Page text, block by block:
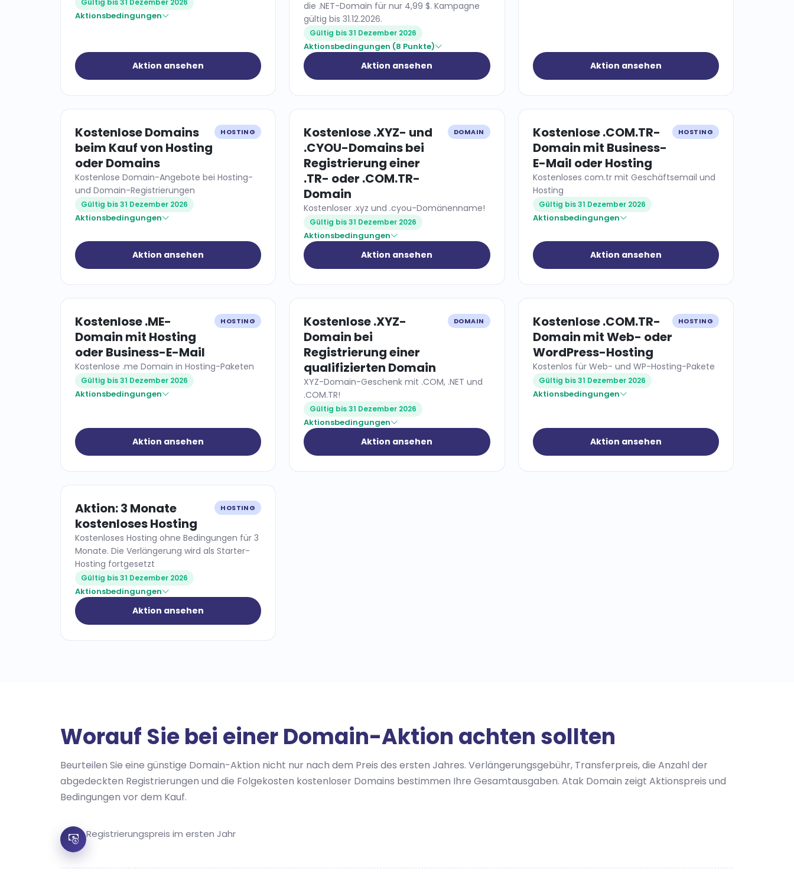
Gültig bis 31 Dezember 2026
Aktionsbedingungen
Aktion ansehen
die .NET-Domain für nur 4,99 $. Kampagne
gültig bis 31.12.2026.
Gültig bis 31 Dezember 2026
Aktionsbedingungen (8 Punkte)
Aktion ansehen Aktion ansehen
Kostenlose Domains
beim Kauf von Hosting
oder Domains
HOSTING
Kostenlose Domain-Angebote bei Hosting-
und Domain-Registrierungen
Gültig bis 31 Dezember 2026
Aktionsbedingungen
Aktion ansehen
Kostenlose .XYZ- und
.CYOU-Domains bei
Registrierung einer
.TR- oder .COM.TR-
Domain
DOMAIN
Kostenloser .xyz und .cyou-Domänenname!
Gültig bis 31 Dezember 2026
Aktionsbedingungen
Aktion ansehen
Kostenlose .COM.TR-
Domain mit Business-
E-Mail oder Hosting
HOSTING
Kostenloses com.tr mit Geschäftsemail und
Hosting
Gültig bis 31 Dezember 2026
Aktionsbedingungen
Aktion ansehen
Kostenlose .ME-
Domain mit Hosting
oder Business-E-Mail
HOSTING
Kostenlose .me Domain in Hosting-Paketen
Gültig bis 31 Dezember 2026
Aktionsbedingungen
Aktion ansehen
Kostenlose .XYZ-
Domain bei
Registrierung einer
qualifizierten Domain
DOMAIN
XYZ-Domain-Geschenk mit .COM, .NET und
.COM.TR!
Gültig bis 31 Dezember 2026
Aktionsbedingungen
Aktion ansehen
Kostenlose .COM.TR-
Domain mit Web- oder
WordPress-Hosting
HOSTING
Kostenlos für Web- und WP-Hosting-Pakete
Gültig bis 31 Dezember 2026
Aktionsbedingungen
Aktion ansehen
Aktion: 3 Monate
kostenloses Hosting
HOSTING
Kostenloses Hosting ohne Bedingungen für 3
Monate. Die Verlängerung wird als Starter-
Hosting fortgesetzt
Gültig bis 31 Dezember 2026
Aktionsbedingungen
Aktion ansehen
Worauf Sie bei einer Domain-Aktion achten sollten
Beurteilen Sie eine günstige Domain-Aktion nicht nur nach dem Preis des ersten Jahres. Verlängerungsgebühr, Transferpreis, die Anzahl der
abgedeckten Registrierungen und die Folgekosten kostenloser Domains bestimmen Ihre Gesamtausgaben. Atak Domain zeigt Aktionspreis und
Bedingungen vor dem Kauf.
Registrierungspreis im ersten Jahr